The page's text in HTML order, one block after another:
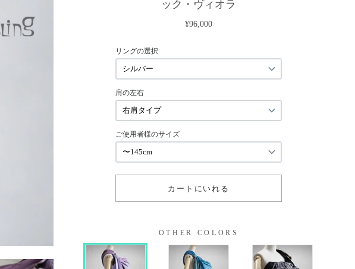
OTHER COLORS